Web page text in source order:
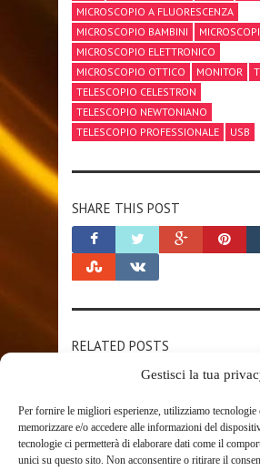
Gestisci la tua
Per fornire le migliori esperienze, utilizziamo tecnologie
memorizzare e/o accedere alle informazioni del
tecnologie ci permetterà di elaborare dati come il
unici su questo sito. Non acconsentire o ritirare il
MICROSCOPIO A FLUORESCENZA
MICROSCOPIO BAMBINI
MICROSCOPIO ELETTRONICO
MICROSCOPIO OTTICO
MONITOR
TELESCOPIO CELESTRON
TELESCOPIO NEWTONIANO
TELESCOPIO PROFESSIONALE
USB
SHARE THIS POST
RELATED POSTS